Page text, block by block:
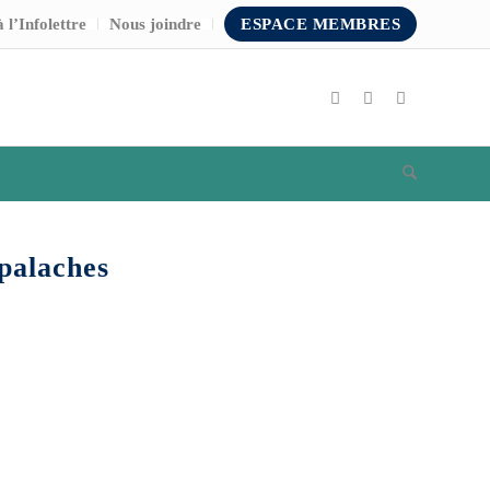
l’Infolettre Nous joindre ESPACE MEMBRES